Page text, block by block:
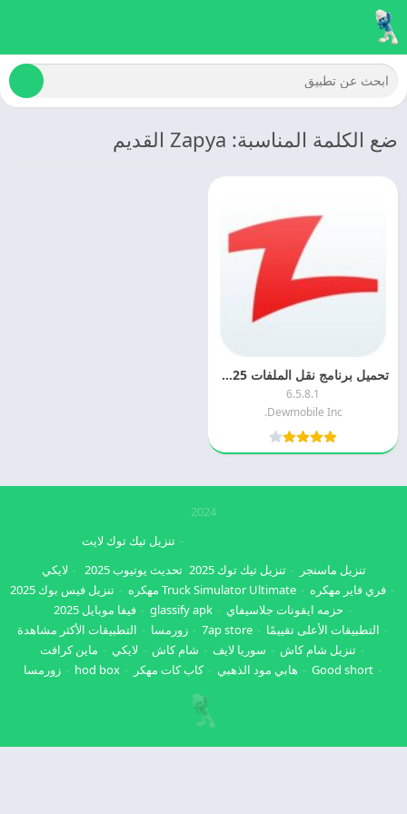
ضع الكلمة المناسبة: Zapya القديم
تحميل برنامج نقل الملفات 2025 Zapya مهكر اخر اصدار مجانا
6.5.8.1
Dewmobile Inc.
2024
تنزيل ماسنجر تنزيل تيك توك 2025
تنزيل تيك توك لايت
تحديث يوتيوب 2025
لايكي
فري فاير مهكره
Truck Simulator Ultimate مهكره
تنزيل فيس بوك 2025
حزمه ايقونات جلاسيفاي
glassify apk
فيفا موبايل 2025
التطبيقات الأعلى تقييمًا
7ap store زورمسا
التطبيقات الأكثر مشاهدة
تنزيل شام كاش
سوريا لايف شام كاش لايكي
ماين كرافت
Good short
هابي مود الذهبي كاب كات مهكر hod box زورمسا